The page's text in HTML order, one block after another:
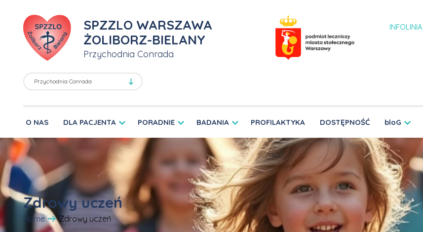
SPZZLO WARSZAWA
ŻOLIBORZ-BIELANY
Przychodnia Conrada
INFOLINIA
O NAS DLA PACJENTA PORADNIE BADANIA PROFILAKTYKA DOSTĘPNOŚĆ bloG
Zdrowy uczeń
Home Zdrowy uczeń